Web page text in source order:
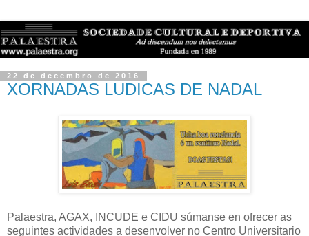
22 de decembro de 2016
XORNADAS LUDICAS DE NADAL
Palaestra, AGAX, INCUDE e CIDU súmanse en ofrecer as
seguintes actividades a desenvolver no Centro Universitario